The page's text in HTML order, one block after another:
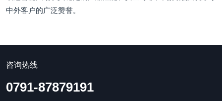
中外客户的广泛赞誉。
咨询热线
0791-87879191